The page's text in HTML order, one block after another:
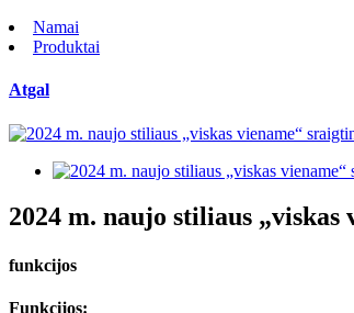
Namai
Produktai
Atgal
2024 m. naujo stiliaus
funkcijos
Funkcijos: